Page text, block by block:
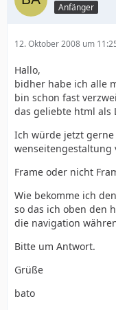
Anfänger
12. Oktober 2008 um
Hallo,
bidher habe ich alle
bin schon fast
das geliebte html als
Ich würde jetzt
wenseitengestaltung
Frame oder nicht
Wie bekomme ich
so das ich oben den
die navigation
Bitte um Antwort.
Grüße
bato